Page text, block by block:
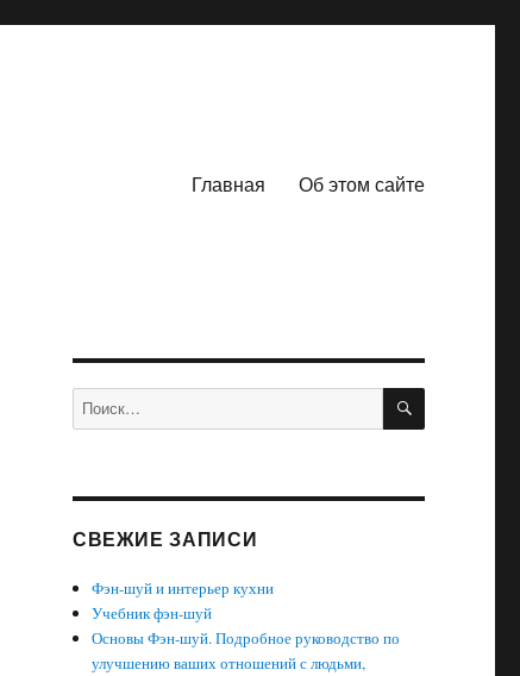
Главная Об этом сайте
Искать: ПОИСК
СВЕЖИЕ ЗАПИСИ
Фэн-шуй и интерьер кухни
Учебник фэн-шуй
Основы Фэн-шуй. Подробное руководство по
улучшению ваших отношений с людьми,